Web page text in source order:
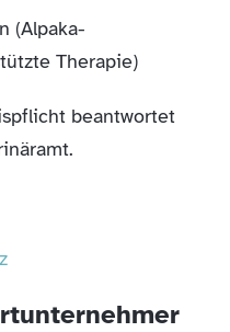
(Alpaka-
Therapie)
beantwortet